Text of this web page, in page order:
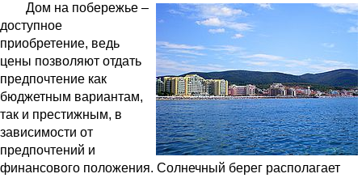
Дом на побережье –
доступное
приобретение, ведь
цены позволяют отдать
предпочтение как
бюджетным вариантам,
так и престижным, в
зависимости от
предпочтений и
финансового положения. Солнечный берег располагает